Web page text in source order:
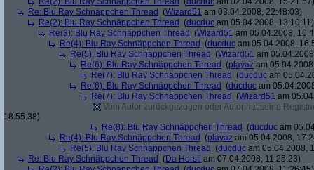
Re: Blu Ray Schnäppchen Thread (Wizard51 am 03.04.2008, 22:48:03)
Re(2): Blu Ray Schnäppchen Thread (ducduc am 05.04.2008, 13:10:11)
Re(3): Blu Ray Schnäppchen Thread (Wizard51 am 05.04.2008,
Re(4): Blu Ray Schnäppchen Thread (ducduc am 05.04.2008,
Re(5): Blu Ray Schnäppchen Thread (Wizard51 am
Re(6): Blu Ray Schnäppchen Thread (playaz am
Re(7): Blu Ray Schnäppchen Thread (ducduc am
Re(6): Blu Ray Schnäppchen Thread (ducduc am
Re(7): Blu Ray Schnäppchen Thread (Wizard51 am
Vom Autor zurückgezogen oder Autor hat seine
18:55:38)
Re(8): Blu Ray Schnäppchen Thread (ducduc am
Re(4): Blu Ray Schnäppchen Thread (playaz am 05.04.2008,
Re(5): Blu Ray Schnäppchen Thread (ducduc am 05.04.2008,
Re: Blu Ray Schnäppchen Thread (Da Horstl am 07.04.2008, 11:25:23)